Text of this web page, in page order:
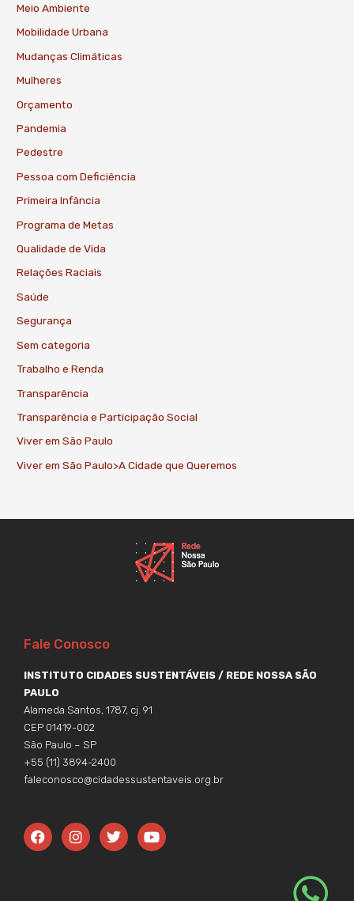
Meio Ambiente
Mobilidade Urbana
Mudanças Climáticas
Mulheres
Orçamento
Pandemia
Pedestre
Pessoa com Deficiência
Primeira Infância
Programa de Metas
Qualidade de Vida
Relações Raciais
Saúde
Segurança
Sem categoria
Trabalho e Renda
Transparência
Transparência e Participação Social
Viver em São Paulo
Viver em São Paulo>A Cidade que Queremos
Fale Conosco
INSTITUTO CIDADES SUSTENTÁVEIS / REDE NOSSA SÃO
PAULO
Alameda Santos, 1787, cj. 91
CEP 01419-002
São Paulo – SP
+55 (11) 3894-2400
faleconosco@cidadessustentaveis.org.br
F
a
c
I
n
s
T
w
i
Y
o
u